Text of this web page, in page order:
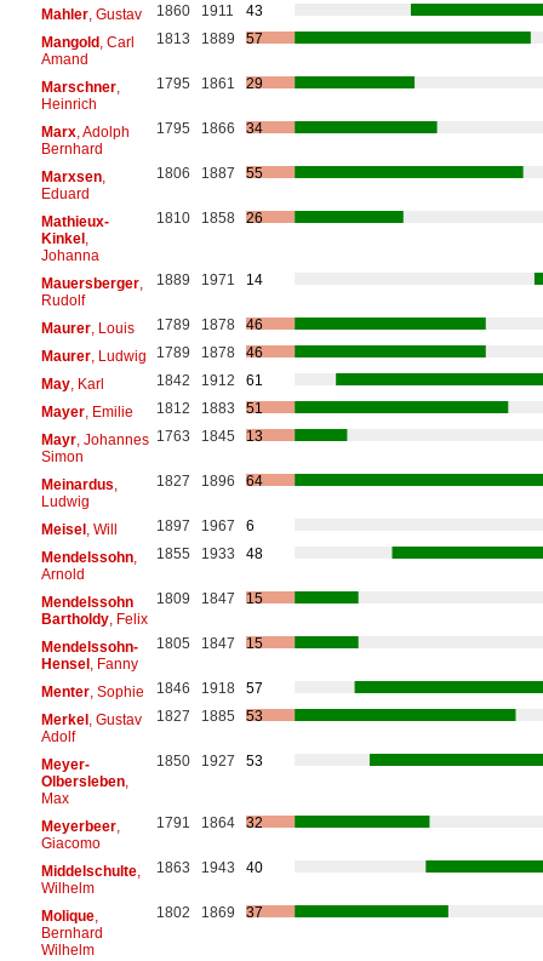
Mahler, Gustav 1860 1911
43
Mangold, Carl
Amand
1813 1889 57
Marschner,
Heinrich
1795 1861 29
Marx, Adolph
Bernhard
1795 1866 34
Marxsen,
Eduard
1806 1887 55
Mathieux-
Kinkel,
Johanna
1810 1858 26
Mauersberger,
Rudolf
1889 1971 14
Maurer, Louis 1789 1878
46
Maurer, Ludwig 1789 1878
46
May, Karl 1842 1912
61
Mayer, Emilie 1812 1883
51
Mayr, Johannes
Simon
1763 1845 13
Meinardus
Ludwig
1827 1896 64
Meisel, Will 1897 1967
6
Mendelssohn,
Arnold
1855 1933 48
Mendelssohn
Bartholdy, Felix
1809 1847 15
Mendelssohn-
Hensel, Fanny
1805 1847 15
Menter, Sophie 1846 1918
57
Merkel, Gustav
Adolf
1827 1885 53
Meyer-
Olbersleben,
Max
1850 1927 53
Meyerbeer,
Giacomo
1791 1864 32
Middelschulte,
Wilhelm
1863 1943 40
Molique,
Bernhard
Wilhelm
1802 1869 37